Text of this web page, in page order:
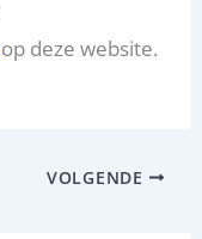
op deze website.
VOLGENDE